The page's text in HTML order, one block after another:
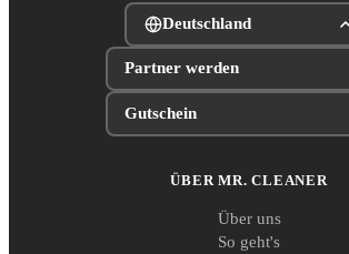
Deutschland
Partner werden
Gutschein
ÜBER MR. CLEANER
Über uns
So geht's